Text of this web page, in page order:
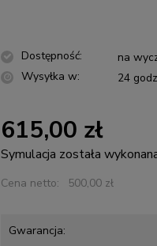
Dostępność:
na
Wysyłka w:
24
615,00 zł
Symulacja została
Cena netto: 500,00 zł
Gwarancja: